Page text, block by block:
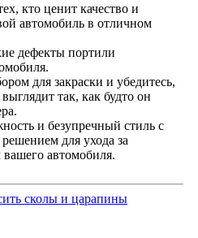
кто ценит качество и
автомобиль в отличном
дефекты портили
для закраски и убедитесь,
так, как будто он
и безупречный стиль с
для ухода за
автомобиля.
сколы и царапины